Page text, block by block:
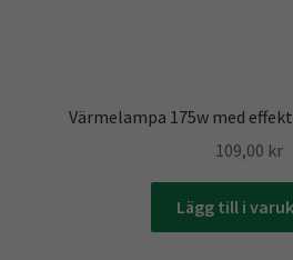
Värmelampa 175w med
109,00 kr
Lägg till i